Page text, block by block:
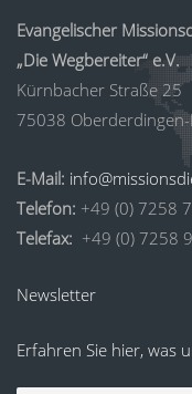
Evangelischer
„Die Wegbereiter“ e.V.
Kürnbacher Straße 25
75038
E-Mail:
Telefon: +49 (0) 7258
Telefax: +49 (0) 7258
Newsletter
Erfahren Sie hier, was